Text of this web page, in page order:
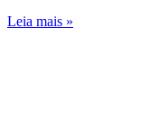
Leia mais »